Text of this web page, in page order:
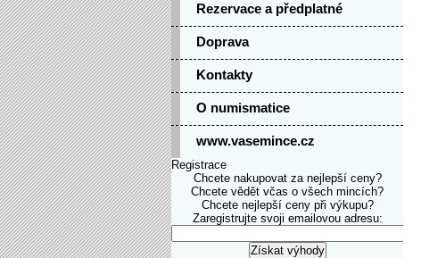
Rezervace a předplatné
Doprava
Kontakty
O numismatice
www.vasemince.cz
Registrace
Chcete nakupovat za nejlepší ceny?
Chcete vědět včas o všech mincích?
Chcete nejlepší ceny při výkupu?
Zaregistrujte svoji emailovou adresu: